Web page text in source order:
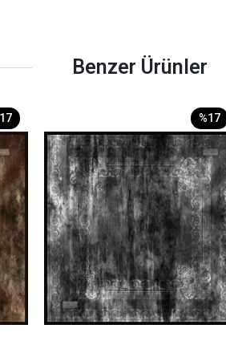
Benzer Ürünler
%17